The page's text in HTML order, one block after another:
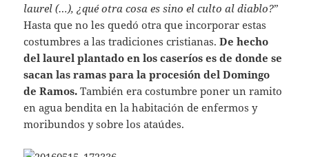
laurel (…), ¿qué otra cosa es sino el culto al diablo?”
Hasta que no les quedó otra que incorporar estas
costumbres a las tradiciones cristianas.De hecho
del laurel plantado en los caseríos es de donde se
sacan las ramas para la procesión del Domingo
de Ramos.También era costumbre poner un ramito
en agua bendita en la habitación de enfermos y
moribundos y sobre los ataúdes.